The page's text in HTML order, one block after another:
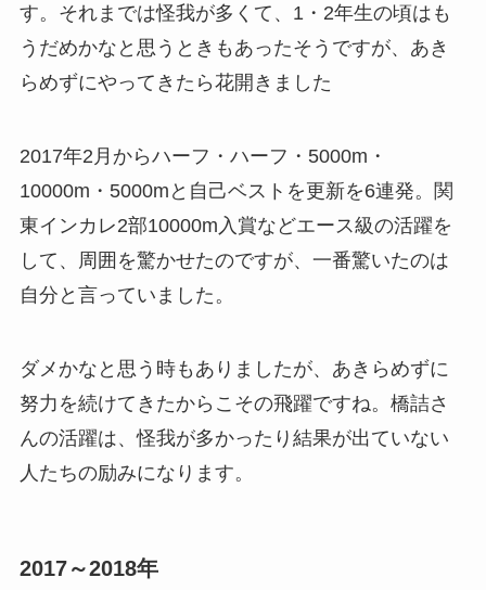
す。それまでは怪我が多くて、1・2年生の頃はも
うだめかなと思うときもあったそうですが、あき
らめずにやってきたら花開きました
2017年2月からハーフ・ハーフ・5000m・
10000m・5000mと自己ベストを更新を6連発。関
東インカレ2部10000m入賞などエース級の活躍を
して、周囲を驚かせたのですが、一番驚いたのは
自分と言っていました。
ダメかなと思う時もありましたが、あきらめずに
努力を続けてきたからこその飛躍ですね。橋詰さ
んの活躍は、怪我が多かったり結果が出ていない
人たちの励みになります。
2017～2018年